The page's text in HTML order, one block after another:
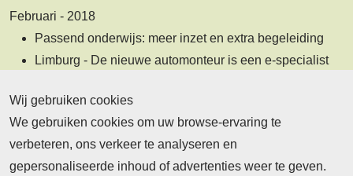
Februari - 2018
Passend onderwijs: meer inzet en extra begeleiding
Limburg - De nieuwe automonteur is een e-specialist
lesgeven
Deze editie lezen
Wij gebruiken cookies
We gebruiken cookies om uw browse-ervaring te
verbeteren, ons verkeer te analyseren en
gepersonaliseerde inhoud of advertenties weer te geven.